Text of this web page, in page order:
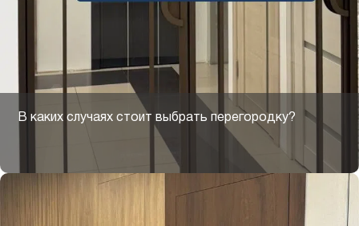
В каких случаях стоит выбрать перегородку?